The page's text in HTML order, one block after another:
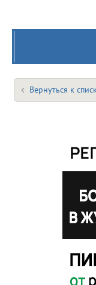
Вернуться к